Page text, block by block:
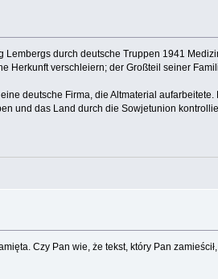
durch deutsche Truppen 1941
verschleiern; der Großteil seiner
deutsche Firma, die Altmaterial
und das Land durch die Sowjetunion
Czy Pan wie, że tekst, który Pan